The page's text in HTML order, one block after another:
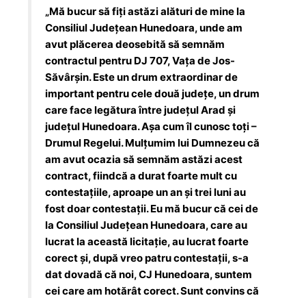
„Mă bucur să fiți astăzi alături de mine la
Consiliul Județean Hunedoara, unde am
avut plăcerea deosebită să semnăm
contractul pentru DJ 707, Vața de Jos-
Săvârșin. Este un drum extraordinar de
important pentru cele două județe, un drum
care face legătura între județul Arad și
județul Hunedoara. Așa cum îl cunosc toți –
Drumul Regelui. Mulțumim lui Dumnezeu că
am avut ocazia să semnăm astăzi acest
contract, fiindcă a durat foarte mult cu
contestațiile, aproape un an și trei luni au
fost doar contestații. Eu mă bucur că cei de
la Consiliul Județean Hunedoara, care au
lucrat la această licitație, au lucrat foarte
corect și, după vreo patru contestații, s-a
dat dovadă că noi, CJ Hunedoara, suntem
cei care am hotărât corect. Sunt convins că